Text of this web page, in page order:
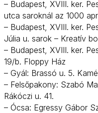
– Budapest, XVIII. ker.
utca saroknál az 1000
– Budapest, XVIII. ker.
Júlia u. sarok – Kreatív
– Budapest, XVIII. ker.
19/b. Floppy Ház
– Gyál: Brassó u. 5.
– Felsőpakony: Szabó
Rákóczi u. 41.
– Ócsa: Egressy Gábor